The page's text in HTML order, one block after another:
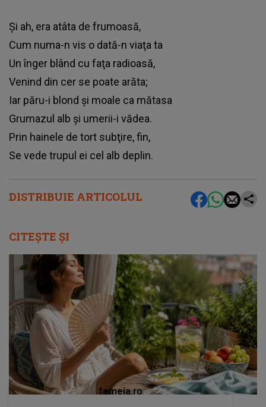
DISTRIBUIE ARTICOLUL
Şi ah, era atâta de frumoasă,
Cum numa-n vis o dată-n viaţa ta
Un înger blând cu faţa radioasă,
Venind din cer se poate arăta;
Iar păru-i blond şi moale ca mătasa
Grumazul alb şi umerii-i vădea.
Prin hainele de tort subţire, fin,
Se vede trupul ei cel alb deplin.
CITEȘTE ȘI
femeia.ro